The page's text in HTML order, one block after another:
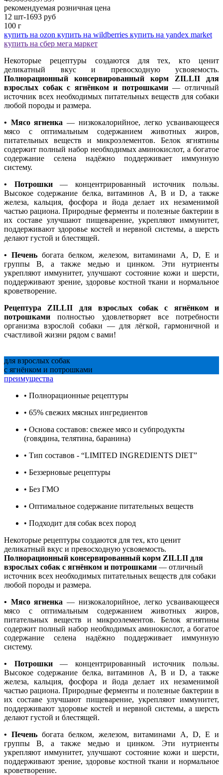
рекомендуемая розничная цена
12 шт-1693 руб
100 г
купить на ozon купить на wildberries купить на yandex market
купить на сбер мега маркет
Некоторые рецептуры создаются для тех, кто ценит
деликатный вкус и превосходную усвояемость.
Полнорационный консервированный корм ZILLII для
взрослых собак с ягнёнком и потрошками— отличный
источник всех необходимых питательных веществ для собаки
любой породы и размера.
• Мясо ягненка — низкокалорийное, легко усваивающееся
мясо с оптимальным содержанием животных жиров,
питательных веществ и микроэлементов. Белок ягнятины
содержит полный набор необходимых аминокислот, а богатое
содержание селена надёжно поддерживает иммунную
систему.
• Потрошки— концентрированный источник пользы.
Высокое содержание белка, витаминов А, В и D, а также
железа, кальция, фосфора и йода делает их незаменимой
частью рациона. Природные ферменты и полезные бактерии в
их составе улучшают пищеварение, укрепляют иммунитет,
поддерживают здоровье костей и нервной системы, а шерсть
делают густой и блестящей.
• Печень богата белком, железом, витаминами A, D, E и
группы В, а также медью и цинком. Эти нутриенты
укрепляют иммунитет, улучшают состояние кожи и шерсти,
поддерживают зрение, здоровье костной ткани и нормальное
кроветворение.
Рецептура ZILLII для взрослых собак с ягнёнком и
потрошкамиполностью удовлетворяет все потребности
организма взрослой собаки — для лёгкой, гармоничной и
счастливой жизни рядом с вами!
для взрослых собак
с ягнёнком и потрошками
преимущества
• Полнорационные рецептуры
• 65% свежих мясных ингредиентов
• Основа составов: свежее мясо и субпродукты
(говядина, телятина, баранина)
• Тип составов - “LIMITED INGREDIENTS DIET”
• Беззерновые рецептуры
• Без ГМО
• Оптимальное содержание питательных веществ
• Подходит для собак всех пород
Некоторые рецептуры создаются для тех, кто ценит
деликатный вкус и превосходную усвояемость.
Полнорационный консервированный корм ZILLII для
взрослых собак с ягнёнком и потрошками — отличный
источник всех необходимых питательных веществ для собаки
любой породы и размера.
• Мясо ягненка — низкокалорийное, легко усваивающееся
мясо с оптимальным содержанием животных жиров,
питательных веществ и микроэлементов. Белок ягнятины
содержит полный набор необходимых аминокислот, а богатое
содержание селена надёжно поддерживает иммунную
систему.
• Потрошки— концентрированный источник пользы.
Высокое содержание белка, витаминов А, В и D, а также
железа, кальция, фосфора и йода делает их незаменимой
частью рациона. Природные ферменты и полезные бактерии в
их составе улучшают пищеварение, укрепляют иммунитет,
поддерживают здоровье костей и нервной системы, а шерсть
делают густой и блестящей.
• Печень богата белком, железом, витаминами A, D, E и
группы В, а также медью и цинком. Эти нутриенты
укрепляют иммунитет, улучшают состояние кожи и шерсти,
поддерживают зрение, здоровье костной ткани и нормальное
кроветворение.